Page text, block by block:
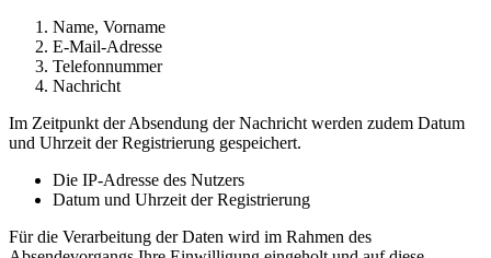
Name, Vorname
E-Mail-Adresse
Telefonnummer
Nachricht
Im Zeitpunkt der Absendung der Nachricht werden zudem Datum
und Uhrzeit der Registrierung gespeichert.
Die IP-Adresse des Nutzers
Datum und Uhrzeit der Registrierung
Für die Verarbeitung der Daten wird im Rahmen des